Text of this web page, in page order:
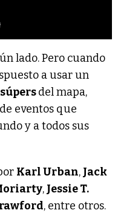
lado. Pero cuando
a usar un
súpersdel mapa,
eventos que
y a todos sus
Karl Urban, Jack
, Jessie T.
, entre otros.